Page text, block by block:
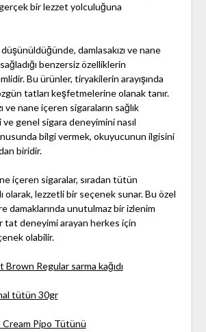
bir lezzet yolculuğuna
düşünüldüğünde, damlasakızı ve nane
benzersiz özelliklerin
Bu ürünler, tiryakilerin arayışında
tatları keşfetmelerine olanak tanır.
ve nane içeren sigaraların sağlık
genel sigara deneyimini nasıl
bilgi vermek, okuyucunun ilgisini
biridir.
içeren sigaralar, sıradan tütün
olarak, lezzetli bir seçenek sunar. Bu özel
damaklarında unutulmaz bir izlenim
tat deneyimi arayan herkes için
olabilir.
Regular sarma kağıdı
tütün 30gr
Cream Pipo Tütünü